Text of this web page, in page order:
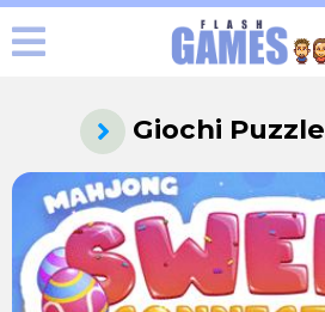
Giochi Puzzle